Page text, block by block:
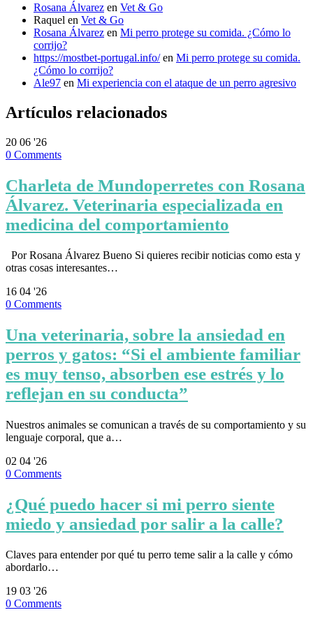
Rosana Álvarez en Vet & Go
Raquel en Vet & Go
Rosana Álvarez en Mi perro protege su comida. ¿Cómo lo
corrijo?
https://mostbet-portugal.info/en Mi perro protege su comida.
¿Cómo lo corrijo?
Ale97 en Mi experiencia con el ataque de un perro agresivo
Artículos relacionados
20 06 '26
0 Comments
Charleta de Mundoperretes con Rosana
Álvarez. Veterinaria especializada en
medicina del comportamiento
Por Rosana Álvarez Bueno Si quieres recibir noticias como esta y
otras cosas interesantes…
16 04 '26
0 Comments
Una veterinaria, sobre la ansiedad en
perros y gatos: “Si el ambiente familiar
es muy tenso, absorben ese estrés y lo
reflejan en su conducta”
Nuestros animales se comunican a través de su comportamiento y su
lenguaje corporal, que a…
02 04 '26
0 Comments
¿Qué puedo hacer si mi perro siente
miedo y ansiedad por salir a la calle?
Claves para entender por qué tu perro teme salir a la calle y cómo
abordarlo…
19 03 '26
0 Comments